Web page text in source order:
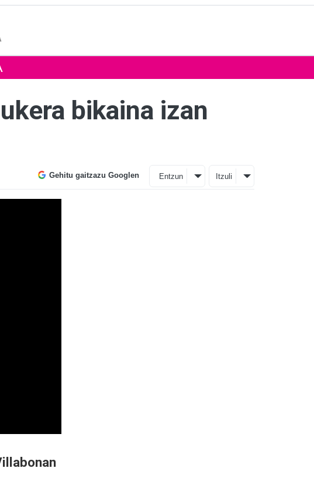
bikaina izan
Gehitu gaitzazu Googlen Entzun Itzuli